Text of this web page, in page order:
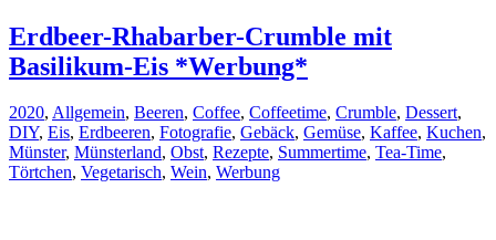
Erdbeer-Rhabarber-Crumble mit
Basilikum-Eis *Werbung*
2020, Allgemein, Beeren, Coffee, Coffeetime, Crumble, Dessert,
DIY, Eis, Erdbeeren, Fotografie, Gebäck, Gemüse, Kaffee, Kuchen,
Münster, Münsterland, Obst, Rezepte, Summertime, Tea-Time,
Törtchen, Vegetarisch, Wein, Werbung